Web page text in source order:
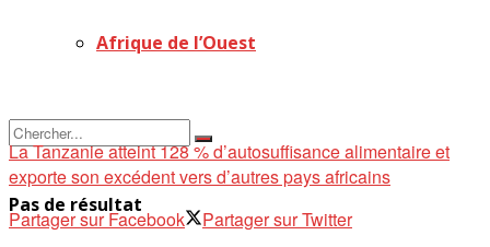
Afrique de l’Ouest
Pas de résultat
La Tanzanie atteint 128 % d’autosuffisance alimentaire et
exporte son excédent vers d’autres pays africains
Partager sur Facebook
Partager sur Twitter